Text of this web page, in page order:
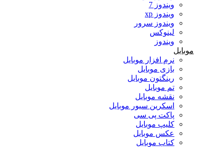
ویندوز 7
ویندوز xp
ویندوز سرور
لینوکس
ویندوز
موبایل
نرم افزار موبایل
بازی موبایل
رینگتون موبایل
تم موبایل
نقشه موبایل
اسکرین سیور موبایل
پاکت پی سی
کلیپ موبایل
عکس موبایل
کتاب موبایل